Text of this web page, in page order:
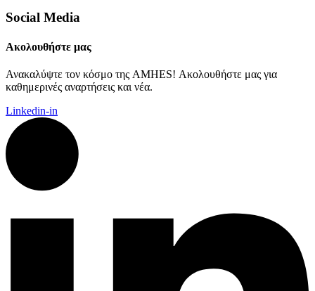
Social Media
Ακολουθήστε μας
Ανακαλύψτε τον κόσμο της AMHES! Ακολουθήστε μας για
καθημερινές αναρτήσεις και νέα.
Linkedin-in